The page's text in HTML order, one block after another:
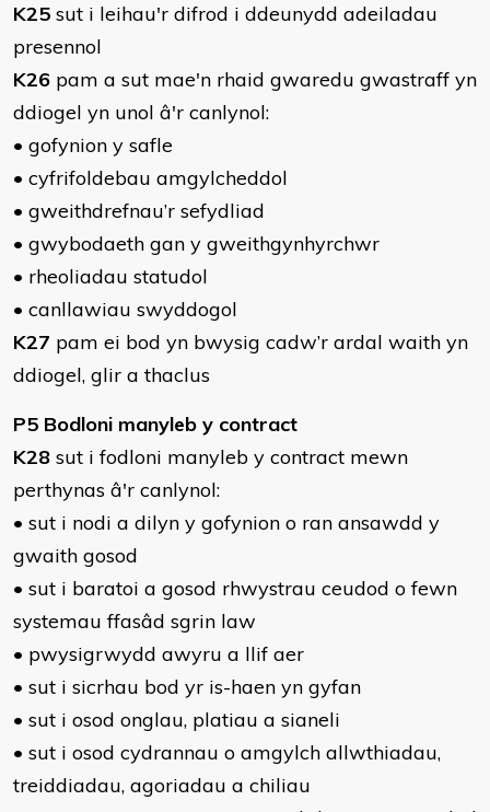
K25 sut i leihau'r difrod i ddeunydd adeiladau
presennol
K26 pam a sut mae'n rhaid gwaredu gwastraff yn
ddiogel yn unol â'r canlynol:
• gofynion y safle
• cyfrifoldebau amgylcheddol
• gweithdrefnau’r sefydliad
• gwybodaeth gan y gweithgynhyrchwr
• rheoliadau statudol
• canllawiau swyddogol
K27 pam ei bod yn bwysig cadw’r ardal waith yn
ddiogel, glir a thaclus
P5 Bodloni manyleb y contract
K28 sut i fodloni manyleb y contract mewn
perthynas â'r canlynol:
• sut i nodi a dilyn y gofynion o ran ansawdd y
gwaith gosod
• sut i baratoi a gosod rhwystrau ceudod o fewn
systemau ffasâd sgrin law
• pwysigrwydd awyru a llif aer
• sut i sicrhau bod yr is-haen yn gyfan
• sut i osod onglau, platiau a sianeli
• sut i osod cydrannau o amgylch allwthiadau,
treiddiadau, agoriadau a chiliau